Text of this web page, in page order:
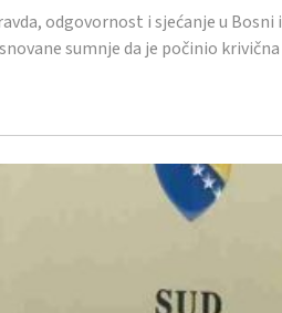
odgovornost i sjećanje u
sumnje da je počinio